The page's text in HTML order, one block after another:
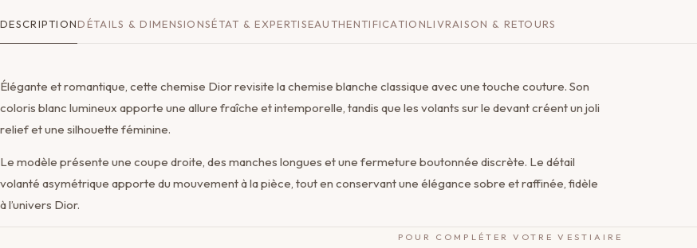
DESCRIPTIONDÉTAILS & DIMENSIONSÉTAT & EXPERTISEAUTHENTIFICATIONLIVRAISON & RETOURS
Élégante et romantique, cette chemise Dior revisite la chemise blanche classique avec une touche couture. Son
coloris blanc lumineux apporte une allure fraîche et intemporelle, tandis que les volants sur le devant créent un joli
relief et une silhouette féminine.
Le modèle présente une coupe droite, des manches longues et une fermeture boutonnée discrète. Le détail
volanté asymétrique apporte du mouvement à la pièce, tout en conservant une élégance sobre et raffinée, fidèle
à l’univers Dior.
POUR COMPLÉTER VOTRE VESTIAIRE